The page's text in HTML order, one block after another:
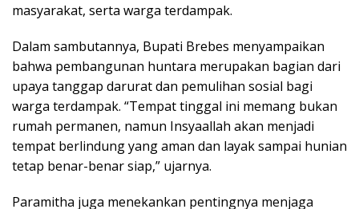
masyarakat, serta warga terdampak.
Dalam sambutannya, Bupati Brebes menyampaikan
bahwa pembangunan huntara merupakan bagian dari
upaya tanggap darurat dan pemulihan sosial bagi
warga terdampak. “Tempat tinggal ini memang bukan
rumah permanen, namun Insyaallah akan menjadi
tempat berlindung yang aman dan layak sampai hunian
tetap benar-benar siap,” ujarnya.
Paramitha juga menekankan pentingnya menjaga